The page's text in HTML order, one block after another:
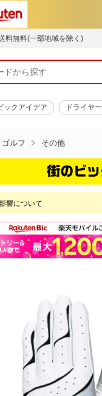
料無料(一部地域を除く)
ックアイデア ドライヤー
ゴルフ その他
響について